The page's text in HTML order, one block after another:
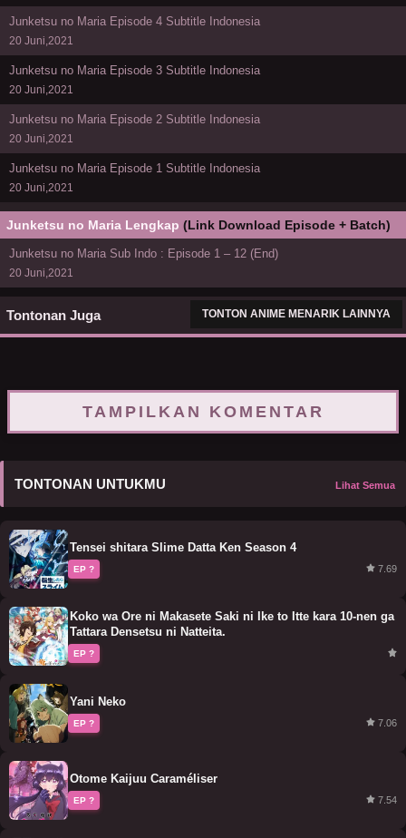
Junketsu no Maria Episode 4 Subtitle Indonesia
20 Juni,2021
Junketsu no Maria Episode 3 Subtitle Indonesia
20 Juni,2021
Junketsu no Maria Episode 2 Subtitle Indonesia
20 Juni,2021
Junketsu no Maria Episode 1 Subtitle Indonesia
20 Juni,2021
Junketsu no Maria Lengkap (Link Download Episode + Batch)
Junketsu no Maria Sub Indo : Episode 1 – 12 (End)
20 Juni,2021
Tontonan Juga TONTON ANIME MENARIK LAINNYA
TAMPILKAN KOMENTAR
TONTONAN UNTUKMU Lihat Semua
Tensei shitara Slime Datta Ken Season 4
EP ? 7.69
Koko wa Ore ni Makasete Saki ni Ike to Itte kara 10-nen ga
Tattara Densetsu ni Natteita.
EP ?
Yani Neko
EP ? 7.06
Otome Kaijuu Caraméliser
EP ? 7.54